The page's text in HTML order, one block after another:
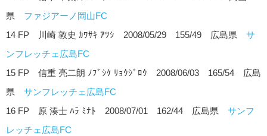
県 ファジアーノ岡山FC
14 FP 川崎 敦史 ｶﾜｻｷ ｱﾂｼ 2008/05/29 155/49 広島県 サ
ンフレッチェ広島FC
15 FP 信重 亮二朗 ﾉﾌﾞｼｹ ﾘｮｳｼﾞﾛｳ 2008/06/03 165/54 広島
県 サンフレッチェ広島FC
16 FP 原 湊士 ﾊﾗ ﾐﾅﾄ 2008/07/01 162/44 広島県 サンフ
レッチェ広島FC